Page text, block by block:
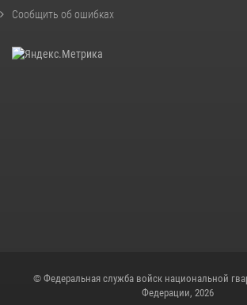
Сообщить об ошибках
© Федеральная служба войск национальной
Федерации, 2026